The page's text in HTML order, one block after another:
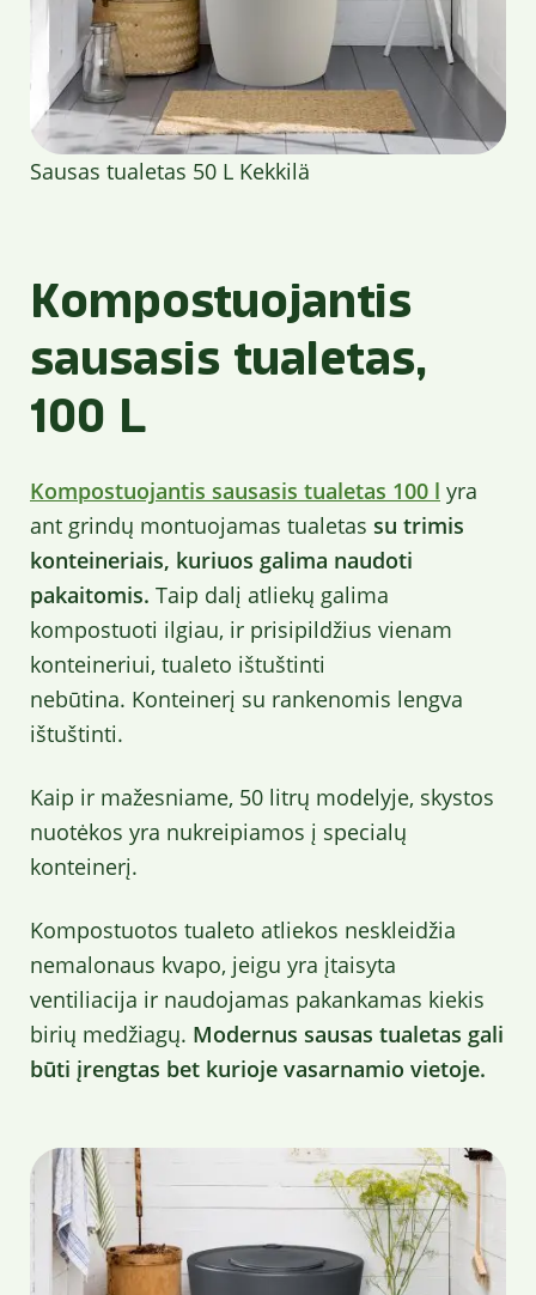
Sausas tualetas 50 L Kekkilä
Kompostuojantis
sausasis tualetas,
100 L
Kompostuojantis sausasis tualetas 100 l yra
ant grindų montuojamas tualetas su trimis
konteineriais, kuriuos galima naudoti
pakaitomis. Taip dalį atliekų galima
kompostuoti ilgiau, ir prisipildžius vienam
konteineriui, tualeto ištuštinti
nebūtina. Konteinerį su rankenomis lengva
ištuštinti.
Kaip ir mažesniame, 50 litrų modelyje, skystos
nuotėkos yra nukreipiamos į specialų
konteinerį.
Kompostuotos tualeto atliekos neskleidžia
nemalonaus kvapo, jeigu yra įtaisyta
ventiliacija ir naudojamas pakankamas kiekis
birių medžiagų. Modernus sausas tualetas gali
būti įrengtas bet kurioje vasarnamio vietoje.